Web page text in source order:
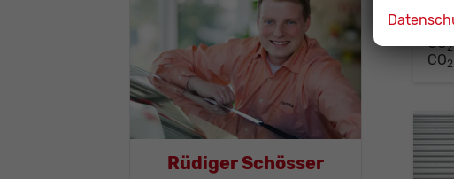
CO2
CO2
Thomas Mohr Rüdiger